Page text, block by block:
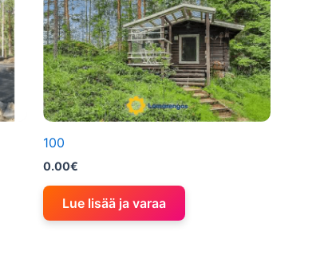
100
0.00€
Lue lisää ja varaa